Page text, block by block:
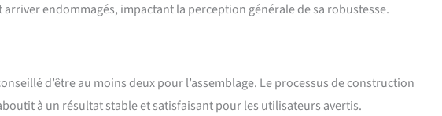
endommagés, impactant la perception générale de sa robustesse.
d’être au moins deux pour l’assemblage. Le processus de construction
à un résultat stable et satisfaisant pour les utilisateurs avertis.